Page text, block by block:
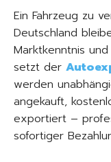
Ein Fahrzeug zu
Deutschland
Marktkenntnis
setzt der
werden
angekauft,
exportiert –
sofortiger